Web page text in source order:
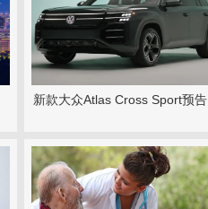
新款大众Atlas Cross Sport预